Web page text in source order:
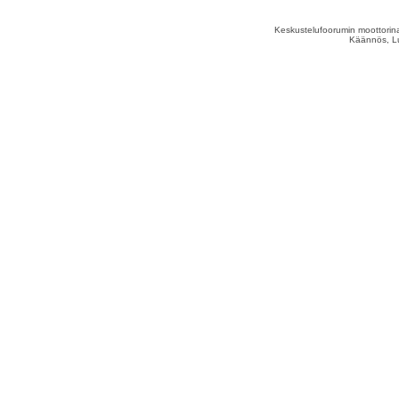
Keskustelufoorumin
Käännös,